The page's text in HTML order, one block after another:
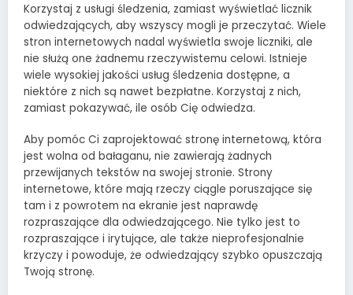
Korzystaj z usługi śledzenia, zamiast wyświetlać licznik
odwiedzających, aby wszyscy mogli je przeczytać. Wiele
stron internetowych nadal wyświetla swoje liczniki, ale
nie służą one żadnemu rzeczywistemu celowi. Istnieje
wiele wysokiej jakości usług śledzenia dostępne, a
niektóre z nich są nawet bezpłatne. Korzystaj z nich,
zamiast pokazywać, ile osób Cię odwiedza.
Aby pomóc Ci zaprojektować stronę internetową, która
jest wolna od bałaganu, nie zawierają żadnych
przewijanych tekstów na swojej stronie. Strony
internetowe, które mają rzeczy ciągle poruszające się
tam i z powrotem na ekranie jest naprawdę
rozpraszające dla odwiedzającego. Nie tylko jest to
rozpraszające i irytujące, ale także nieprofesjonalnie
krzyczy i powoduje, że odwiedzający szybko opuszczają
Twoją stronę.